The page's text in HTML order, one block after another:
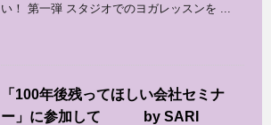
い！ 第一弾 スタジオでのヨガレッスンを ...
「100年後残ってほしい会社セミナ
ー」に参加して by SARI